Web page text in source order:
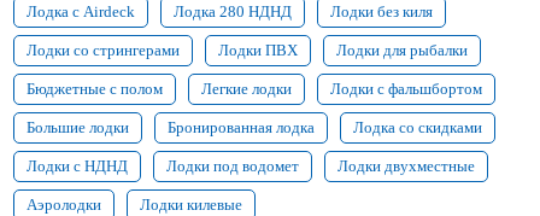
Лодка с Airdeck Лодка 280 НДНД Лодки без киля
Лодки со стрингерами Лодки ПВХ Лодки для рыбалки
Бюджетные с полом Легкие лодки Лодки с фальшбортом
Большие лодки Бронированная лодка Лодка со скидками
Лодки с НДНД Лодки под водомет Лодки двухместные
Аэролодки Лодки килевые